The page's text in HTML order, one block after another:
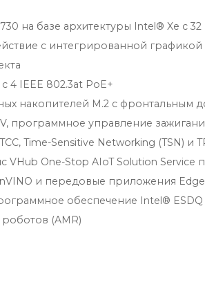
на базе архитектуры Intel® Xe с
с интегрированной
4 IEEE 802.3at PoE+
накопителей M.2 с фронтальным
программное управление
Time-Sensitive Networking (TSN) и
One-Stop AIoT Solution Service
и передовые приложения
обеспечение Intel® ESDQ
(AMR)